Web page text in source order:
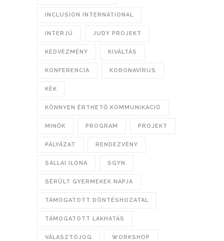
INCLUSION INTERNATIONAL
INTERJÚ JUDY PROJEKT
KEDVEZMÉNY KIVÁLTÁS
KONFERENCIA KORONAVÍRUS
KÉK
KÖNNYEN ÉRTHETŐ KOMMUNIKÁCIÓ
MINŐK PROGRAM PROJEKT
PÁLYÁZAT RENDEZVÉNY
SALLAI ILONA SGYN
SÉRÜLT GYERMEKEK NAPJA
TÁMOGATOTT DÖNTÉSHOZATAL
TÁMOGATOTT LAKHATÁS
VÁLASZTÓJOG WORKSHOP